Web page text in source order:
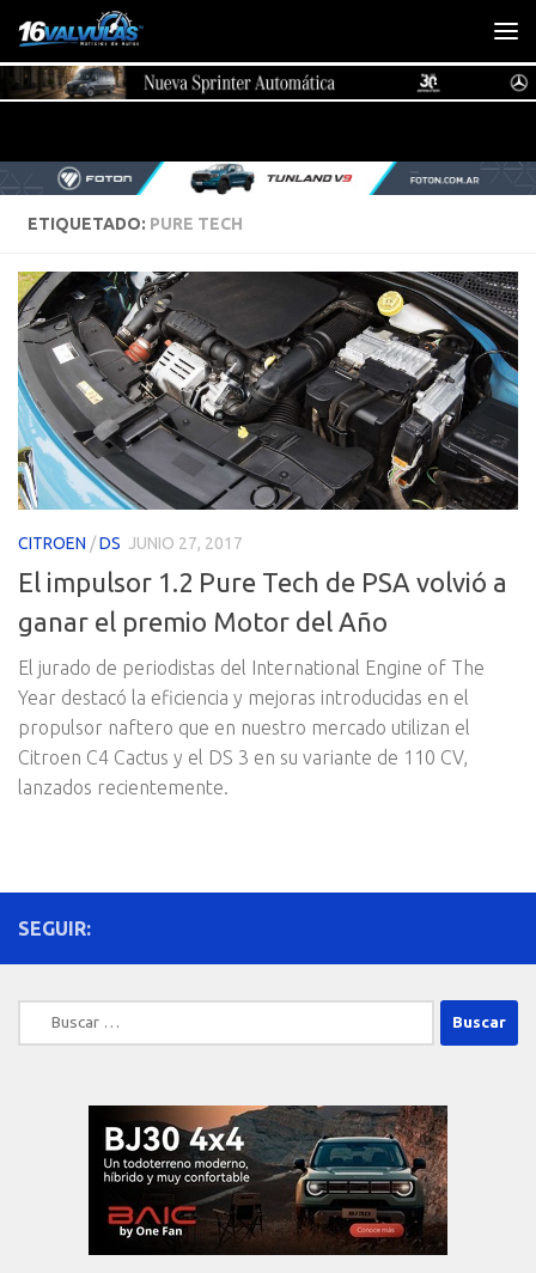
Saltar al contenido
ETIQUETADO: PURE TECH
CITROEN /DS JUNIO 27, 2017
El impulsor 1.2 Pure Tech de PSA volvió a
ganar el premio Motor del Año
El jurado de periodistas del International Engine of The
Year destacó la eficiencia y mejoras introducidas en el
propulsor naftero que en nuestro mercado utilizan el
Citroen C4 Cactus y el DS 3 en su variante de 110 CV,
lanzados recientemente.
SEGUIR:
Buscar: